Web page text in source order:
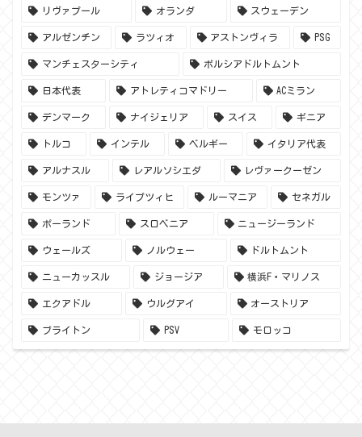
リヴァプール オランダ スウェーデン
アルゼンチン ラツィオ アストンヴィラ PSG
マンチェスターシティ ボルシアドルトムント
日本代表 アトレティコマドリー ACミラン
デンマーク ナイジェリア スイス ギニア
トルコ インテル ベルギー イタリア代表
アルナスル レアルソシエダ レヴァークーゼン
モンツァ ライプツィヒ ルーマニア セネガル
ポーランド スロベニア ニュージーランド
ウェールズ ノルウェー ドルトムント
ニューカッスル ジョージア 横浜F・マリノス
エクアドル ウルグアイ オーストリア
ブライトン PSV モロッコ